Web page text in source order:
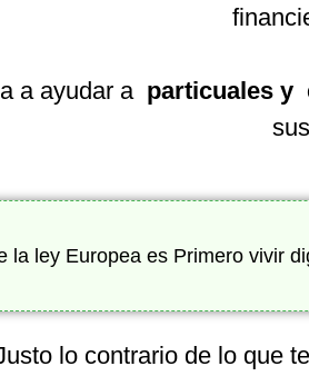
a ayudar a particuales y
la ley Europea es Primero vivir
lo contrario de lo que